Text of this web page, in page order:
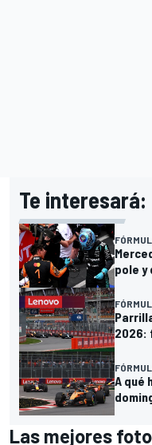
Te interesará:
pole y
2026:
A qué
Las mejores